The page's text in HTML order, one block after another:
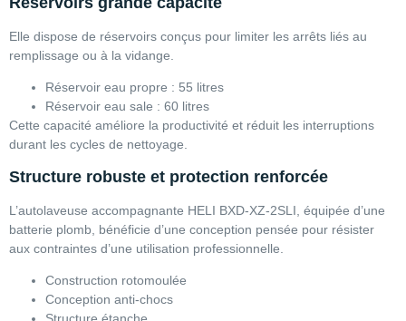
Elle dispose de réservoirs conçus pour limiter les arrêts liés au
remplissage ou à la vidange.
Réservoir eau propre : 55 litres
Réservoir eau sale : 60 litres
Cette capacité améliore la productivité et réduit les interruptions
durant les cycles de nettoyage.
Structure robuste et protection renforcée
L’autolaveuse accompagnante HELI BXD-XZ-2SLI, équipée d’une
batterie plomb, bénéficie d’une conception pensée pour résister
aux contraintes d’une utilisation professionnelle.
Construction rotomoulée
Conception anti-chocs